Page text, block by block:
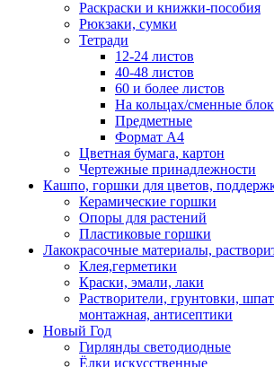
Раскраски и книжки-пособия
Рюкзаки, сумки
Тетради
12-24 листов
40-48 листов
60 и более листов
На кольцах/сменные
Предметные
Формат А4
Цветная бумага, картон
Чертежные принадлежности
Кашпо, горшки для цветов,
Керамические горшки
Опоры для растений
Пластиковые горшки
Лакокрасочные материалы,
Клея,герметики
Краски, эмали, лаки
Растворители, грунтовки,
монтажная, антисептики
Новый Год
Гирлянды светодиодные
Ёлки искусственные